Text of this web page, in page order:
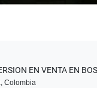
EN VENTA EN
Colombia